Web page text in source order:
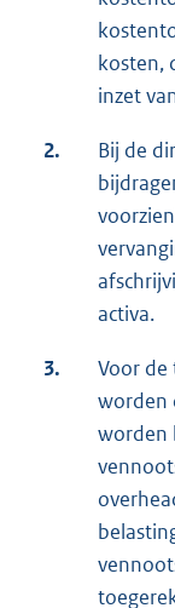
kosten,
inzet
2.
Bij de
activa.
3.
Voor de
worden
worden